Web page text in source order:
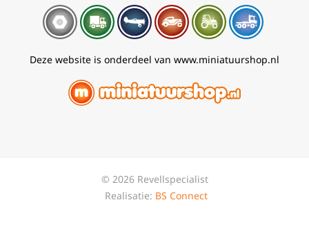
Deze website is onderdeel van www.miniatuurshop.nl
© 2026 Revellspecialist
Realisatie: BS Connect